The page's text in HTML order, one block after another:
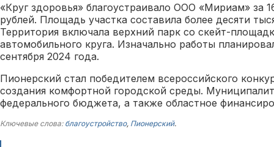
«Круг здоровья» благоустраивало ООО «Мириам» за
рублей. Площадь участка составила более десяти
Территория включала верхний парк со скейт-
автомобильного круга. Изначально работы
сентября 2024 года.
Пионерский стал победителем всероссийского
создания комфортной городской среды.
федерального бюджета, а также областное
Ключевые слова: благоустройство, Пионерский.